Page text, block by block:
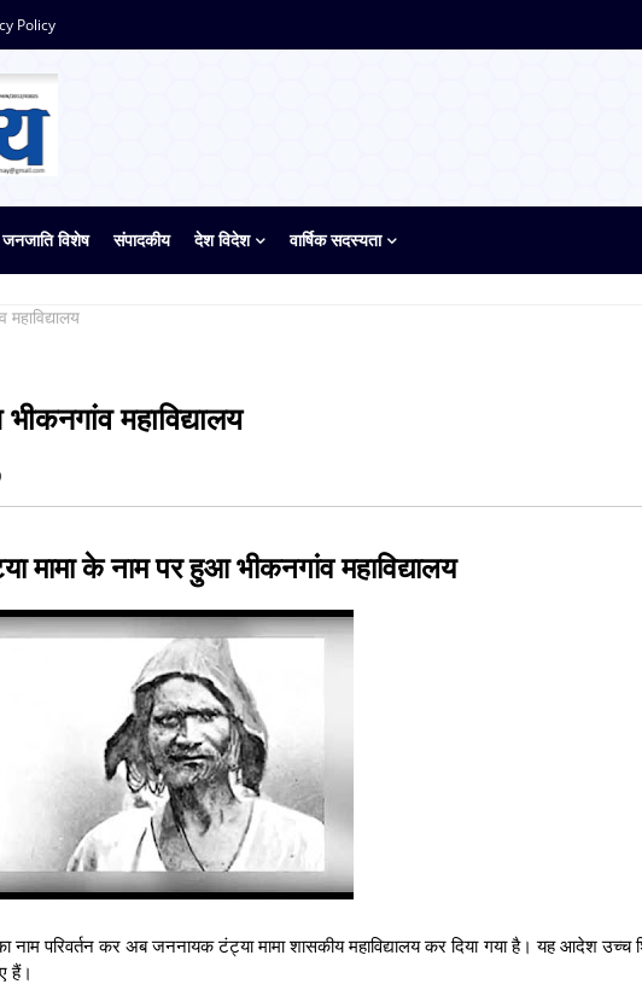
Policy
जनजाति विशेष संपादकीय देश विदेश वार्षिक सदस्यता
महाविद्यालय
मामा के नाम पर हुआ भीकनगांव महाविद्यालय
नाम परिवर्तन कर अब जननायक टंट्या मामा शासकीय महाविद्यालय कर दिया गया है। यह आदेश उच्च
हैं।